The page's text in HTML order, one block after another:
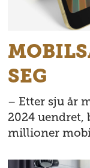
SEG
– Etter sju år
2024 uendret,
millioner